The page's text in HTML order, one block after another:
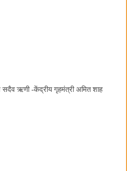
सदैव ऋणी -केंद्रीय गृहमंत्री अमित शाह